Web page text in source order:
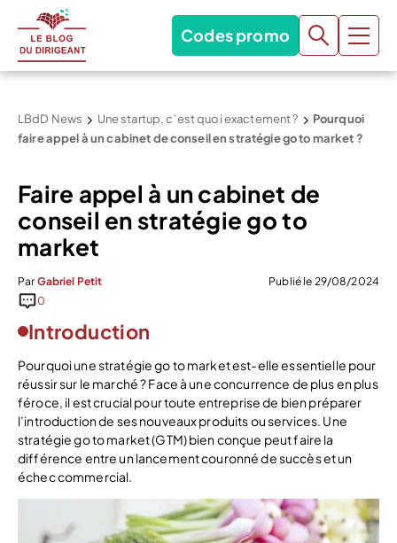
Codes promo
LBdD News Une startup, c’est quoi exactement ?
Pourquoi
faire appel à un cabinet de conseil en stratégie go to market ?
Faire appel à un cabinet de
conseil en stratégie go to
market
Par Gabriel Petit
Publié le 29/08/2024
0
Introduction
Pourquoi une stratégie go to market est-elle essentielle pour
réussir sur le marché ? Face à une concurrence de plus en plus
féroce, il est crucial pour toute entreprise de bien préparer
l’introduction de ses nouveaux produits ou services. Une
stratégie go to market (GTM) bien conçue peut faire la
différence entre un lancement couronné de succès et un
échec commercial.